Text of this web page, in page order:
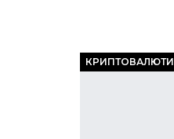
КРИПТОВАЛЮТИ